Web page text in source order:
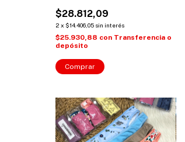
$28.812,09
2 x $14.406,05 sin interés
$25.930,88 con Transferencia o
depósito
Comprar